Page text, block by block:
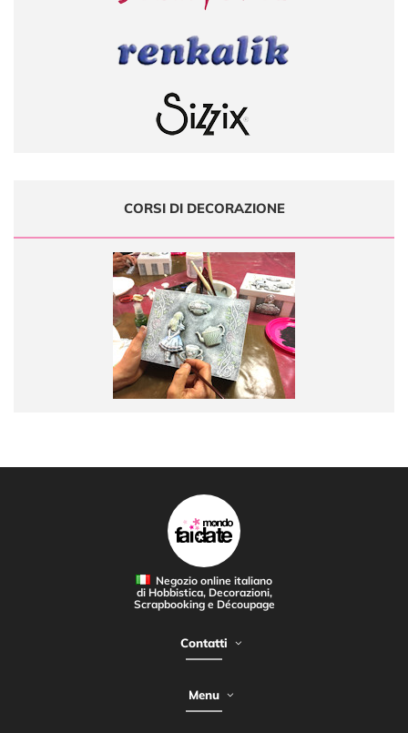
CORSI DI DECORAZIONE
Negozio online italiano
di Hobbistica, Decorazioni,
Scrapbooking e Découpage
Contatti
Menu